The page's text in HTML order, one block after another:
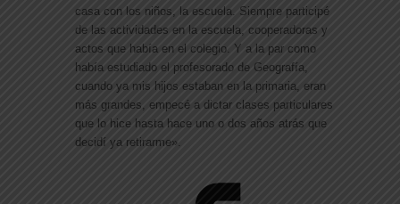
casa con los niños, la escuela. Siempre participé
de las actividades en la escuela, cooperadoras y
actos que había en el colegio. Y a la par como
había estudiado el profesorado de Geografía,
cuando ya mis hijos estaban en la primaria, eran
más grandes, empecé a dictar clases particulares
que lo hice hasta hace uno o dos años atrás que
decidí ya retirarme».